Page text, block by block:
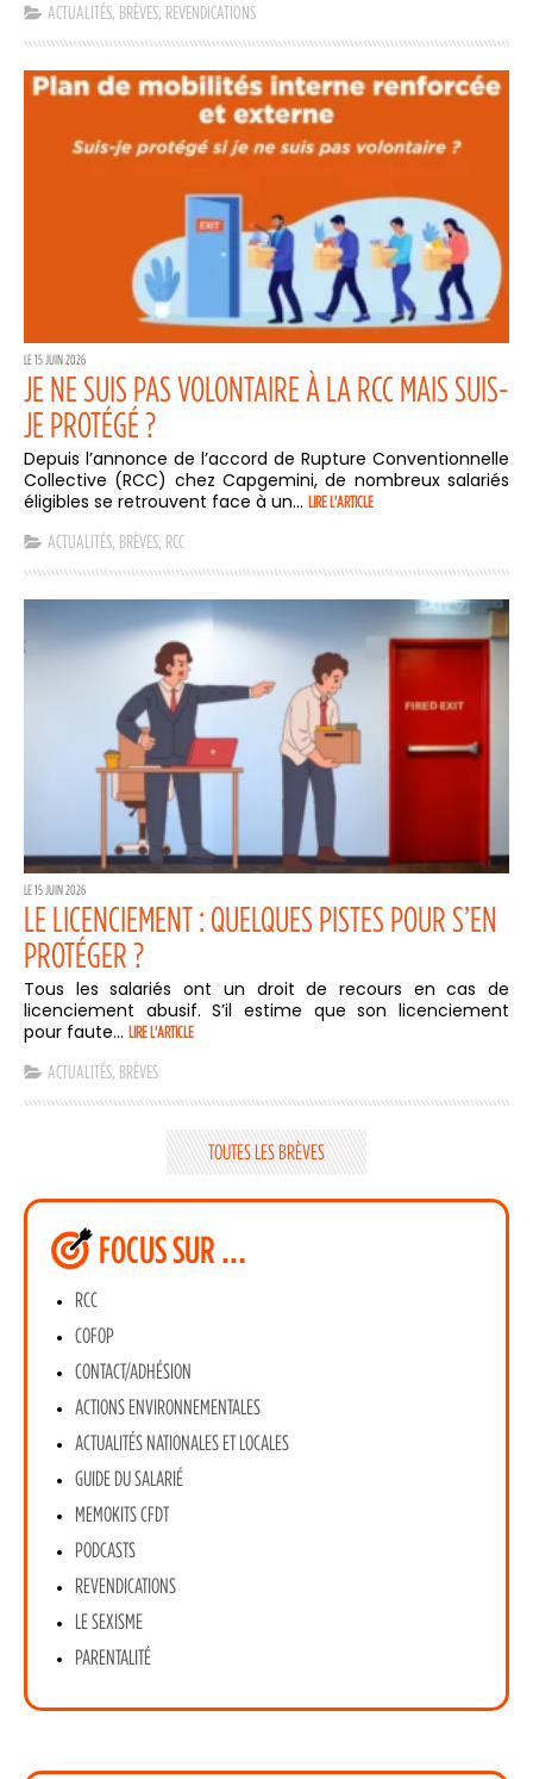
ACTUALITÉS BRÈVES REVENDICATIONS
LE 15 JUIN 2026
JE NE SUIS PAS VOLONTAIRE À LA RCC MAIS SUIS-
JE PROTÉGÉ ?
Depuis l’annonce de l’accord de Rupture Conventionnelle
Collective (RCC) chez Capgemini, de nombreux salariés
éligibles se retrouvent face à un... LIRE L'ARTICLE
ACTUALITÉS BRÈVES RCC
LE 15 JUIN 2026
LE LICENCIEMENT : QUELQUES PISTES POUR S’EN
PROTÉGER ?
Tous les salariés ont un droit de recours en cas de
licenciement abusif. S’il estime que son licenciement
pour faute... LIRE L'ARTICLE
ACTUALITÉS BRÈVES
TOUTES LES BRÈVES
FOCUS SUR …
RCC
COFOP
CONTACT/ADHÉSION
ACTIONS ENVIRONNEMENTALES
ACTUALITÉS NATIONALES ET LOCALES
GUIDE DU SALARIÉ
MEMOKITS CFDT
PODCASTS
REVENDICATIONS
LE SEXISME
PARENTALITÉ